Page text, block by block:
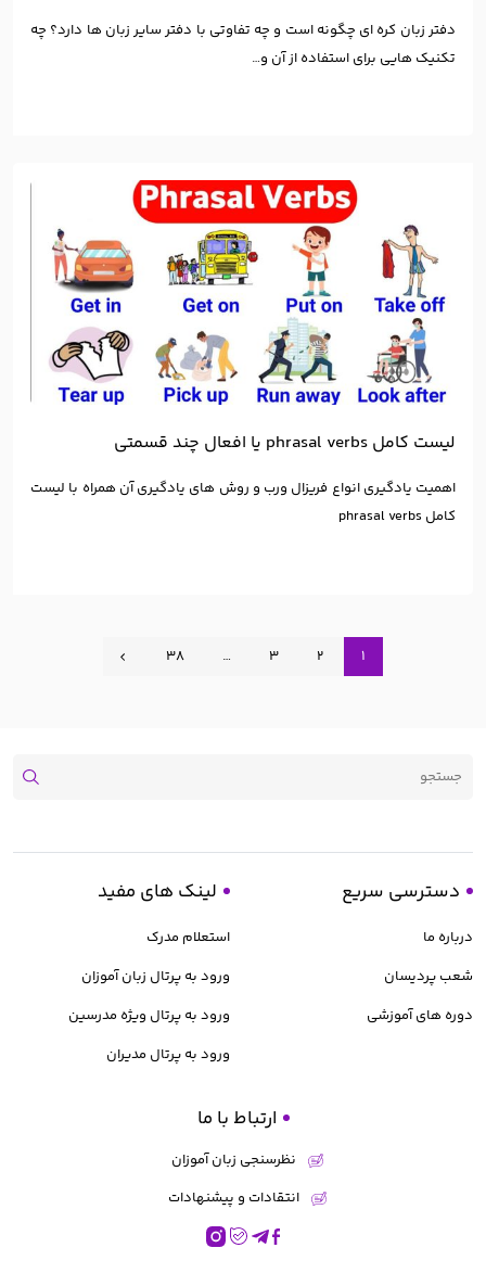
دفتر زبان کره ای چگونه است و چه تفاوتی با دفتر سایر زبان ها دارد؟ چه
تکنیک هایی برای استفاده از آن و…
لیست کامل phrasal verbs یا افعال چند قسمتی
اهمیت یادگیری انواع فریزال ورب و روش های یادگیری آن همراه با لیست
کامل phrasal verbs
1
2
3
…
38
دسترسی سریع
درباره ما
شعب پردیسان
دوره های آموزشی
لینک های مفید
استعلام مدرک
ورود به پرتال زبان آموزان
ورود به پرتال ویژه مدرسین
ورود به پرتال مدیران
ارتباط با ما
نظرسنجی زبان آموزان
انتقادات و پیشنهادات